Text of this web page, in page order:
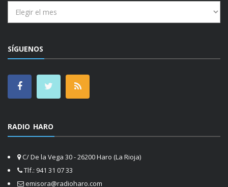
SÍGUENOS
RADIO HARO
C/ De la Vega 30 - 26200 Haro (La Rioja)
Tlf.: 941 31 07 33
emisora@radioharo.com